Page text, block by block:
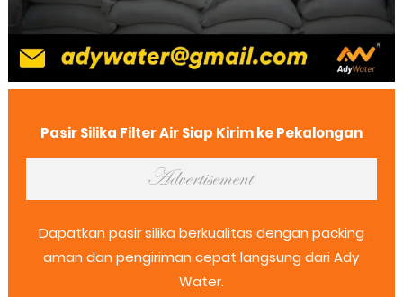
Pasir Silika Filter Air Siap Kirim ke Pekalongan
Dapatkan pasir silika berkualitas dengan packing
aman dan pengiriman cepat langsung dari Ady
Water.